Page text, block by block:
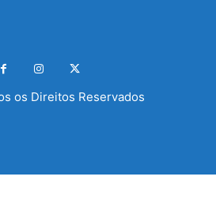
os Direitos Reservados